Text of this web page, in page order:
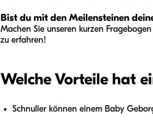
Bist du mit den Meilensteinen
Machen Sie unseren kurzen
zu erfahren!
Welche Vorteile hat
Schnuller können einem Baby